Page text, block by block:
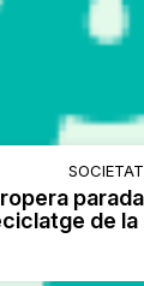
SOCIETAT
de la